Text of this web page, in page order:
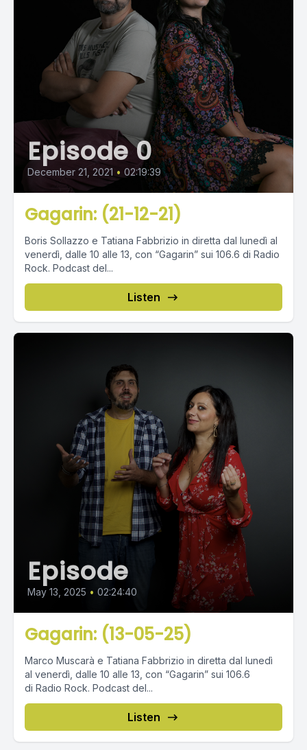
Episode 0
December 21, 2021 • 02:19:39
Gagarin: (21-12-21)
Boris Sollazzo e Tatiana Fabbrizio in diretta dal lunedì al
venerdì, dalle 10 alle 13, con “Gagarin” sui 106.6 di Radio
Rock. Podcast del...
Listen
Episode
May 13, 2025 • 02:24:40
Gagarin: (13-05-25)
Marco Muscarà e Tatiana Fabbrizio in diretta dal lunedì
al venerdì, dalle 10 alle 13, con “Gagarin” sui 106.6
di Radio Rock. Podcast del...
Listen